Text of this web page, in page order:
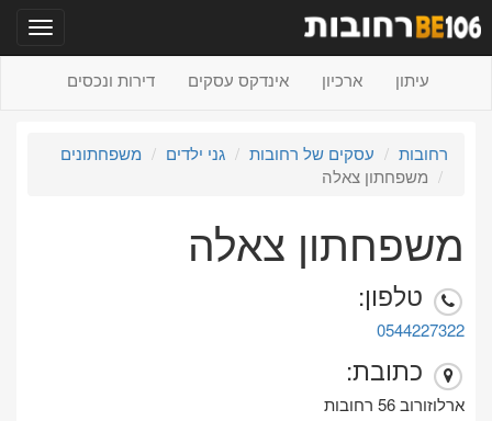
עיתון ארכיון אינדקס עסקים דירות ונכסים
רחובות עסקים של רחובות גני ילדים
משפחתונים
משפחתון צאלה
משפחתון צאלה
טלפון:
0544227322
כתובת:
ארלוזורוב 56 רחובות